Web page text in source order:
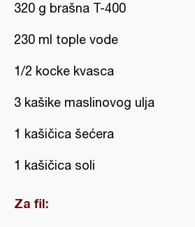
320 g brašna T-400
230 ml tople vode
1/2 kocke kvasca
3 kašike maslinovog ulja
1 kašičica šećera
1 kašičica soli
Za fil: